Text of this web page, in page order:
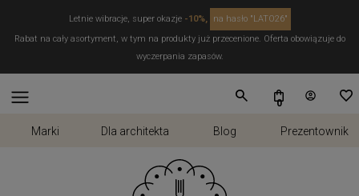
Letnie wibracje, super okazje -10%,
na hasło "LATO26"
Rabat na cały asortyment, w tym na produkty już przecenione. Oferta obowiązuje do
wyczerpania zapasów.
Marki Dla architekta Blog Prezentownik